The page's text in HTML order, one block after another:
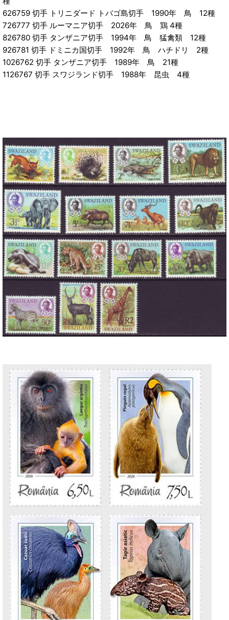
626759 切手 トリニダード トバゴ島切手 1990年 鳥 12種
726777 切手 ルーマニア切手 2026年 鳥 鶏 4種
826780 切手 タンザニア切手 1994年 鳥 猛禽類 12種
926781 切手 ドミニカ国切手 1992年 鳥 ハチドリ 2種
1026762 切手 タンザニア切手 1989年 鳥 21種
1126767 切手 スワジランド切手 1988年 昆虫 4種